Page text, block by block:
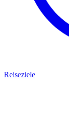
Reiseziele